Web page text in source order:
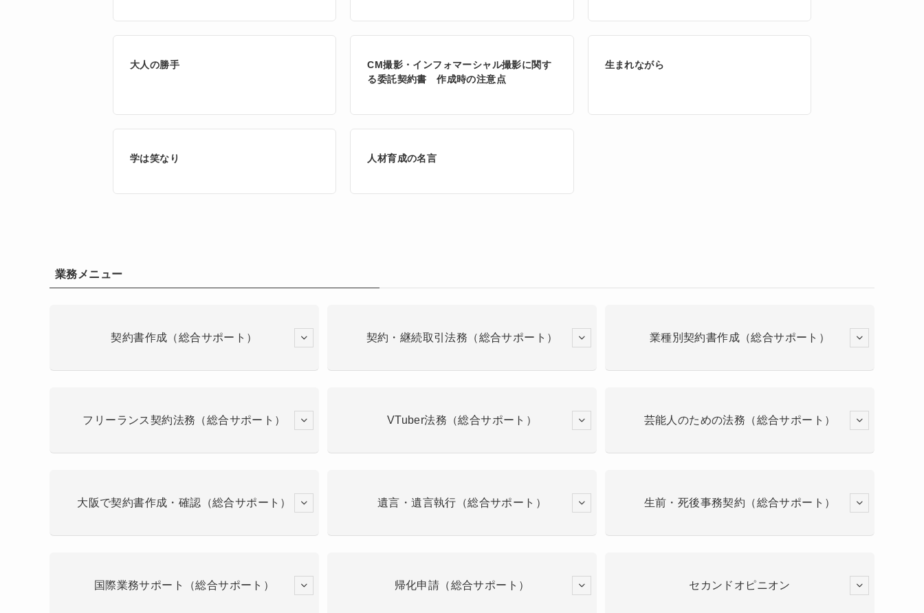
大人の勝手
CM撮影・インフォマーシャル撮影に関す
る委託契約書 作成時の注意点
生まれながら
学は笑なり 人材育成の名言
業務メニュー
契約書作成（総合サポート） 契約・継続取引法務（総合サポート） 業種別契約書作成（総合サポート）
フリーランス契約法務（総合サポート） VTuber法務（総合サポート） 芸能人のための法務（総合サポート）
大阪で契約書作成・確認（総合サポート） 遺言・遺言執行（総合サポート） 生前・死後事務契約（総合サポート）
国際業務サポート（総合サポート） 帰化申請（総合サポート） セカンドオピニオン